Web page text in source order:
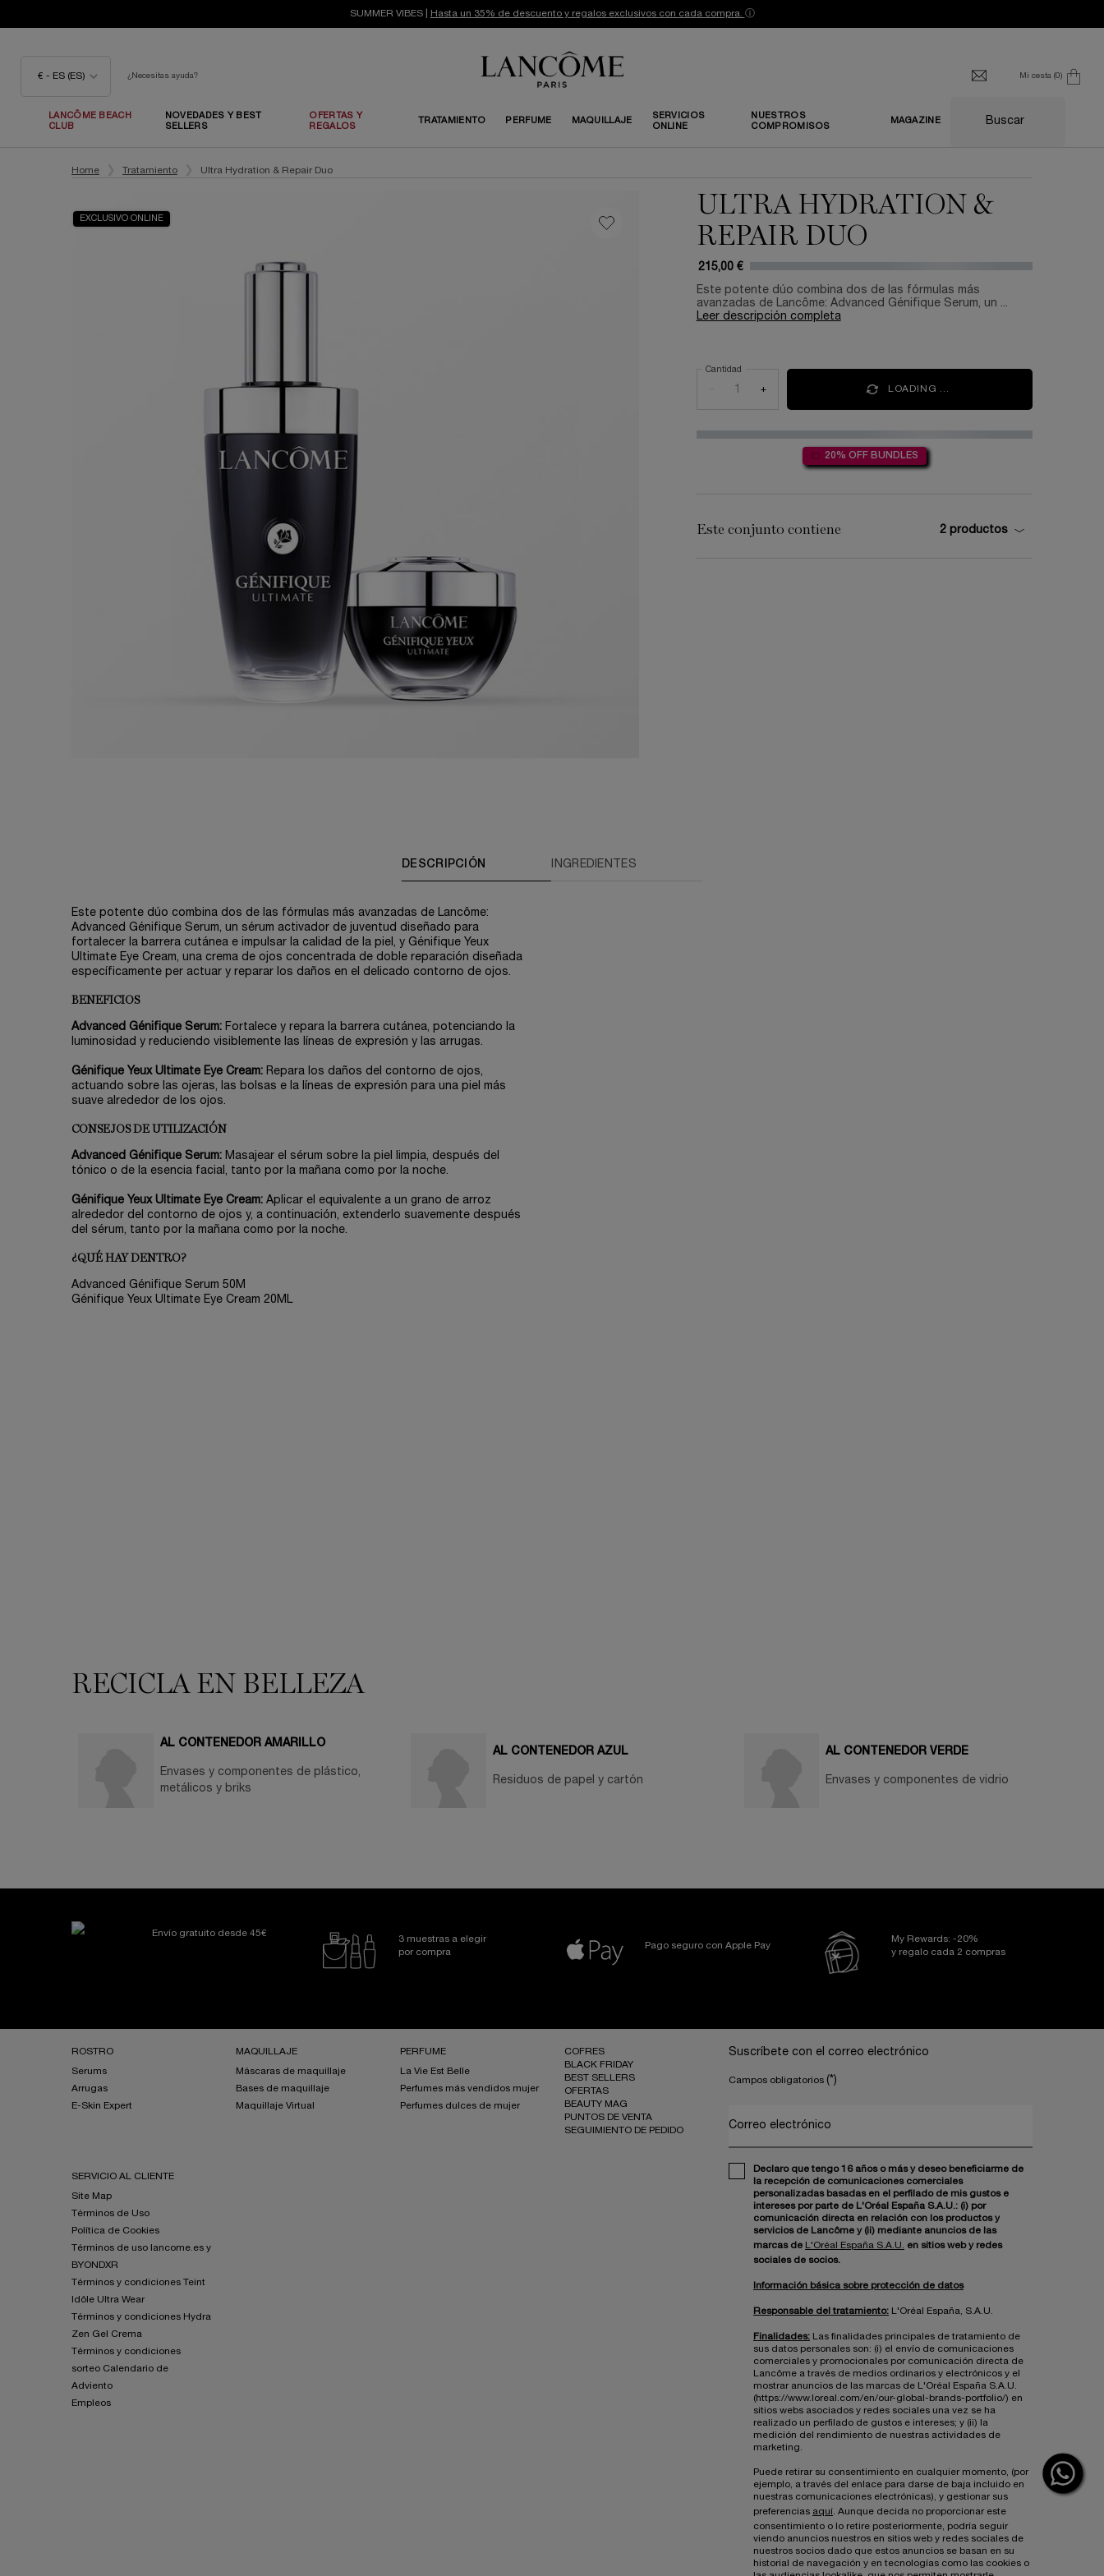
SUMMER VIBES | Hasta un 35% de descuento y regalos exclusivos con cada compra. ⓘ
€ - ES (ES) ¿Necesitas ayuda? Mi cesta 0
0 producto
LANCÔME BEACH
CLUB
NOVEDADES Y BEST
SELLERS
OFERTAS Y
REGALOS
TRATAMIENTO PERFUME MAQUILLAJE
SERVICIOS
ONLINE
NUESTROS
COMPROMISOS
MAGAZINE Buscar
Home
Tratamiento Ultra Hydration & Repair Duo
ULTRA HYDRATION &
REPAIR DUO
215,00 €
Este potente dúo combina dos de las fórmulas más
avanzadas de Lancôme: Advanced Génifique Serum, un ...
Leer descripción completa
EXCLUSIVO ONLINE
Cantidad
+ LOADING ...
20% OFF BUNDLES
Este conjunto contiene 2 productos
DESCRIPCIÓN INGREDIENTES
Este potente dúo combina dos de las fórmulas más avanzadas de Lancôme:
Advanced Génifique Serum, un sérum activador de juventud diseñado para
fortalecer la barrera cutánea e impulsar la calidad de la piel, y Génifique Yeux
Ultimate Eye Cream, una crema de ojos concentrada de doble reparación diseñada
específicamente per actuar y reparar los daños en el delicado contorno de ojos.
BENEFICIOS
Advanced Génifique Serum: Fortalece y repara la barrera cutánea, potenciando la
luminosidad y reduciendo visiblemente las líneas de expresión y las arrugas.
Génifique Yeux Ultimate Eye Cream: Repara los daños del contorno de ojos,
actuando sobre las ojeras, las bolsas e la líneas de expresión para una piel más
suave alrededor de los ojos.
CONSEJOS DE UTILIZACIÓN
Advanced Génifique Serum: Masajear el sérum sobre la piel limpia, después del
tónico o de la esencia facial, tanto por la mañana como por la noche.
Génifique Yeux Ultimate Eye Cream: Aplicar el equivalente a un grano de arroz
alrededor del contorno de ojos y, a continuación, extenderlo suavemente después
del sérum, tanto por la mañana como por la noche.
¿QUÉ HAY DENTRO?
Advanced Génifique Serum 50M
Génifique Yeux Ultimate Eye Cream 20ML
RECICLA EN BELLEZA
AL CONTENEDOR AMARILLO
Envases y componentes de plástico,
metálicos y briks
AL CONTENEDOR AZUL
Residuos de papel y cartón
AL CONTENEDOR VERDE
Envases y componentes de vidrio
Envío gratuito desde 45€
3 muestras a elegir
por compra
Pago seguro con Apple Pay
My Rewards: -20%
y regalo cada 2 compras
ROSTRO
Serums
Arrugas
E-Skin Expert
MAQUILLAJE
Máscaras de maquillaje
Bases de maquillaje
Maquillaje Virtual
PERFUME
La Vie Est Belle
Perfumes más vendidos mujer
Perfumes dulces de mujer
COFRES
BLACK FRIDAY
BEST SELLERS
OFERTAS
BEAUTY MAG
PUNTOS DE VENTA
SEGUIMIENTO DE PEDIDO
SERVICIO AL CLIENTE
Site Map
Términos de Uso
Política de Cookies
Términos de uso lancome.es y
BYONDXR
Términos y condiciones Teint
Idôle Ultra Wear
Términos y condiciones Hydra
Zen Gel Crema
Términos y condiciones
sorteo Calendario de
Adviento
Empleos
Suscríbete con el correo electrónico
Campos obligatorios (*)
Correo electrónico
Declaro que tengo 16 años o más y deseo beneficiarme de
la recepción de comunicaciones comerciales
personalizadas basadas en el perfilado de mis gustos e
intereses por parte de L'Oréal España S.A.U.: (i) por
comunicación directa en relación con los productos y
servicios de Lancôme y (ii) mediante anuncios de las
marcas de L'Oréal España S.A.U. en sitios web y redes
sociales de socios.
Información básica sobre protección de datos
Responsable del tratamiento: L'Oréal España, S.A.U.
Finalidades: Las finalidades principales de tratamiento de
sus datos personales son: (i) el envío de comunicaciones
comerciales y promocionales por comunicación directa de
Lancôme a través de medios ordinarios y electrónicos y el
mostrar anuncios de las marcas de L'Oréal España S.A.U.
(https://www.loreal.com/en/our-global-brands-portfolio/) en
sitios webs asociados y redes sociales una vez se ha
realizado un perfilado de gustos e intereses; y (ii) la
medición del rendimiento de nuestras actividades de
marketing.
Puede retirar su consentimiento en cualquier momento, (por
ejemplo, a través del enlace para darse de baja incluido en
nuestras comunicaciones electrónicas), y gestionar sus
preferencias aquí. Aunque decida no proporcionar este
consentimiento o lo retire posteriormente, podría seguir
viendo anuncios nuestros en sitios web y redes sociales de
nuestros socios dado que estos anuncios se basan en su
historial de navegación y en tecnologías como las cookies o